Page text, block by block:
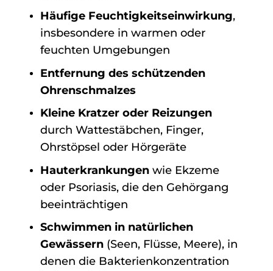
Häufige Feuchtigkeitseinwirkung,
insbesondere in warmen oder
feuchten Umgebungen
Entfernung des schützenden
Ohrenschmalzes
Kleine Kratzer oder Reizungen
durch Wattestäbchen, Finger,
Ohrstöpsel oder Hörgeräte
Hauterkrankungenwie Ekzeme
oder Psoriasis, die den Gehörgang
beeinträchtigen
Schwimmen in natürlichen
Gewässern(Seen, Flüsse, Meere), in
denen die Bakterienkonzentration